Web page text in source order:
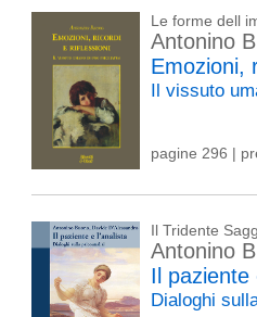
Le forme dell
Antonino
Emozioni,
Il vissuto
pagine 296 |
Il Tridente
Antonino
Il paziente
Dialoghi